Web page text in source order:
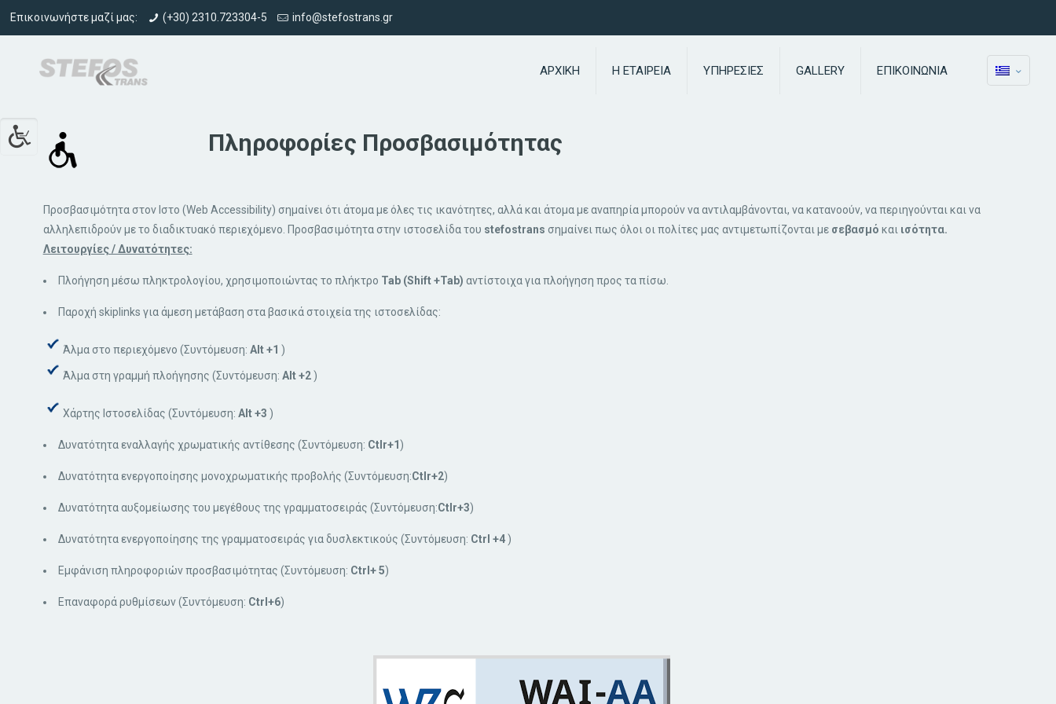
Επικοινωνήστε μαζί μας: (+30) 2310.723304-5 info@stefostrans.gr
ΑΡΧΙΚΗ Η ΕΤΑΙΡΕΙΑ ΥΠΗΡΕΣΙΕΣ GALLERY ΕΠΙΚΟΙΝΩΝΙΑ
Πληροφορίες Προσβασιμότητας
Προσβασιμότητα στον Ιστο (Web Accessibility) σημαίνει ότι άτομα με όλες τις ικανότητες, αλλά και άτομα με αναπηρία μπορούν να αντιλαμβάνονται, να κατανοούν, να περιηγούνται και να
αλληλεπιδρούν με το διαδικτυακό περιεχόμενο. Προσβασιμότητα στην ιστοσελίδα του stefostrans σημαίνει πως όλοι οι πολίτες μας αντιμετωπίζονται με σεβασμό και ισότητα.
Λειτουργίες / Δυνατότητες:
Πλοήγηση μέσω πληκτρολογίου, χρησιμοποιώντας το πλήκτρο Tab (Shift +Tab) αντίστοιχα για πλοήγηση προς τα πίσω.
Παροχή skiplinks για άμεση μετάβαση στα βασικά στοιχεία της ιστοσελίδας:
Άλμα στο περιεχόμενο (Συντόμευση: Alt +1 )
Άλμα στη γραμμή πλοήγησης (Συντόμευση: Alt +2 )
Χάρτης Ιστοσελίδας (Συντόμευση: Alt +3 )
Δυνατότητα εναλλαγής χρωματικής αντίθεσης (Συντόμευση: Ctlr+1 )
Δυνατότητα ενεργοποίησης μονοχρωματικής προβολής (Συντόμευση:Ctlr+2)
Δυνατότητα αυξομείωσης του μεγέθους της γραμματοσειράς (Συντόμευση:Ctlr+3)
Δυνατότητα ενεργοποίησης της γραμματοσειράς για δυσλεκτικούς (Συντόμευση: Ctrl +4 )
Εμφάνιση πληροφοριών προσβασιμότητας (Συντόμευση: Ctrl+ 5)
Επαναφορά ρυθμίσεων (Συντόμευση: Ctrl+6)